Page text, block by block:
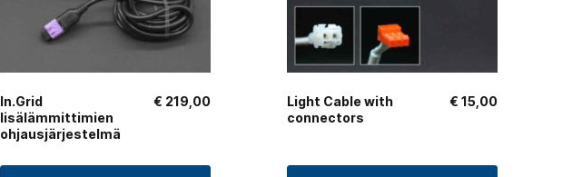
In.Grid
lisälämmittimien
ohjausjärjestelmä
€ 219,00
Light Cable with
connectors
€ 15,00